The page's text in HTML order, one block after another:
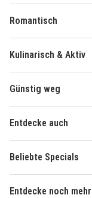
Romantisch
Kulinarisch & Aktiv
Günstig weg
Entdecke auch
Beliebte Specials
Entdecke noch